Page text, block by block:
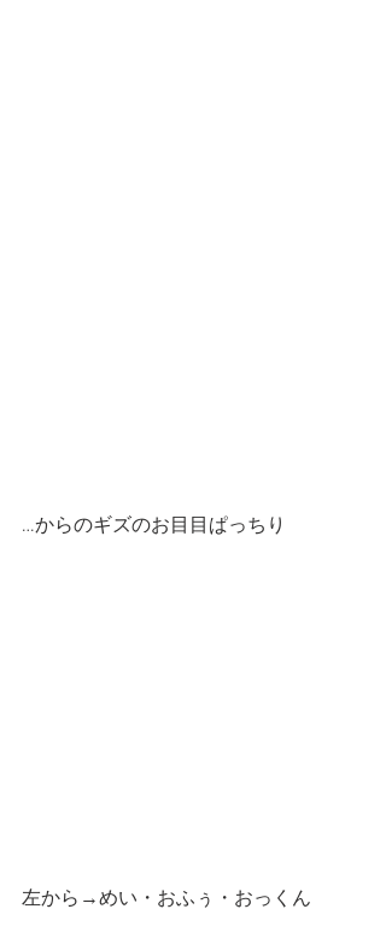
…からのギズのお目目ぱっちり
左から→めい・おふぅ・おっくん